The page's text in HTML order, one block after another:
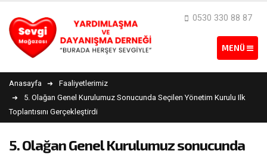
0530 330 88 87
Anasayfa
Faaliyetlerimiz
5. Olağan Genel Kurulumuz Sonucunda Seçilen Yönetim Kurulu Ilk
Toplantısını Gerçekleştirdi
5. Olağan Genel Kurulumuz sonucunda